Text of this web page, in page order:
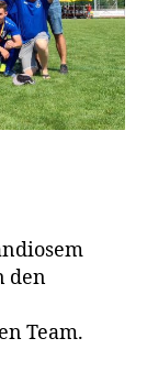
den
Team.